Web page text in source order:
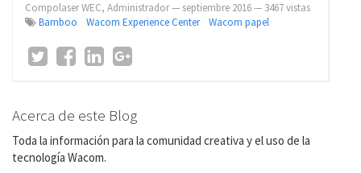
Compolaser WEC, Administrador— septiembre 2016— 3467 vistas
Bamboo
Wacom Experience Center Wacom papel
Acerca de este Blog
Toda la información para la comunidad creativa y el uso de la
tecnología Wacom.